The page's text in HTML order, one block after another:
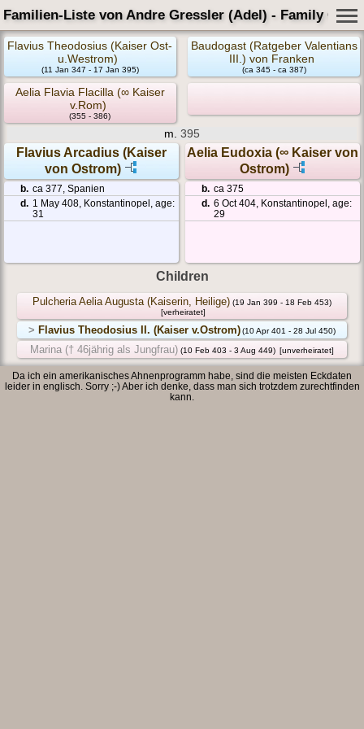
Familien-Liste von Andre Gressler (Adel) - Family Card
Flavius Theodosius (Kaiser Ost-
u.Westrom)
(11 Jan 347 - 17 Jan 395)
Baudogast (Ratgeber Valentians
III.) von Franken
(ca 345 - ca 387)
Aelia Flavia Flacilla (∞ Kaiser
v.Rom)
(355 - 386)
m. 395
Flavius Arcadius (Kaiser
von Ostrom)
Aelia Eudoxia (∞ Kaiser von
Ostrom)
b. ca 377, Spanien
d. 1 May 408, Konstantinopel, age:
31
b. ca 375
d. 6 Oct 404, Konstantinopel, age:
29
Children
Pulcheria Aelia Augusta (Kaiserin, Heilige) (19 Jan 399 - 18 Feb 453)
[verheiratet]
> Flavius Theodosius II. (Kaiser v.Ostrom)(10 Apr 401 - 28 Jul 450)
Marina († 46jährig als Jungfrau) (10 Feb 403 - 3 Aug 449) [unverheiratet]
Da ich ein amerikanisches Ahnenprogramm habe, sind die meisten Eckdaten
leider in englisch. Sorry ;-) Aber ich denke, dass man sich trotzdem zurechtfinden
kann.